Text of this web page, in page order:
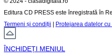
Editura CD PRESS este înregistrată în
Termeni și condiții | Protejarea datelor
ÎNCHIDEȚI MENIUL